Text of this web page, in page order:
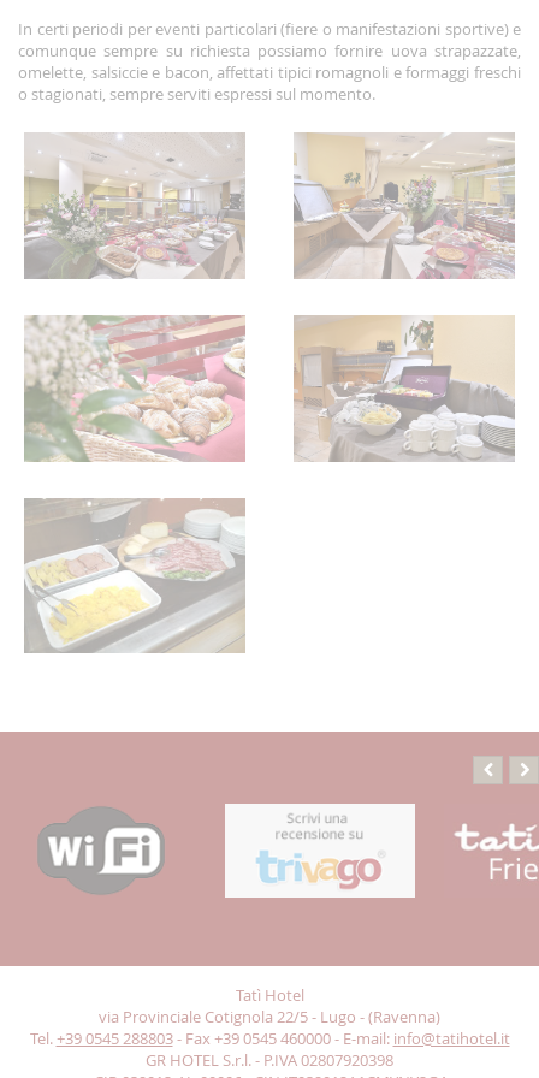
In certi periodi per eventi particolari (fiere o manifestazioni sportive) e
comunque sempre su richiesta possiamo fornire uova strapazzate,
omelette, salsiccie e bacon, affettati tipici romagnoli e formaggi freschi
o stagionati, sempre serviti espressi sul momento.
Tatì Hotel
via Provinciale Cotignola 22/5 - Lugo - (Ravenna)
Tel.+39 0545 288803- Fax +39 0545 460000 - E-mail: info@tatihotel.it
GR HOTEL S.r.l. - P.IVA 02807920398